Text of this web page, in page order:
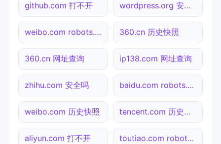
github.com 打不开 wordpress.org 安全吗
weibo.com robots.txt检测 360.cn 历史快照
360.cn 网址查询 ip138.com 网址查询
zhihu.com 安全吗 baidu.com robots.txt检测
weibo.com 历史快照 tencent.com 历史快照
aliyun.com 打不开 toutiao.com robots.txt检测